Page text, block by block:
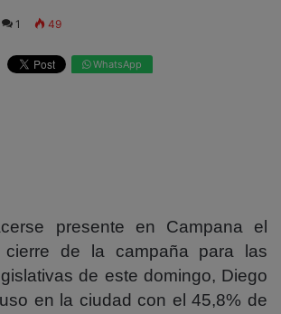
1 49
WhatsApp
presente en Campana el
de la campaña para las
de este domingo, Diego
en la ciudad con el 45,8% de